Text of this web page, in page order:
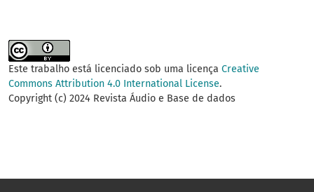
Este trabalho está licenciado sob uma licença Creative
Commons Attribution 4.0 International License.
Copyright (c) 2024 Revista Áudio e Base de dados